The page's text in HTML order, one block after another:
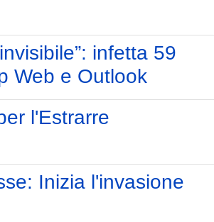
infetta 59
Web e Outlook
l'Estrarre
Inizia l'invasione